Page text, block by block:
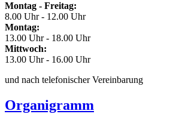
Montag - Freitag:
8.00 Uhr - 12.00 Uhr
Montag:
13.00 Uhr - 18.00 Uhr
Mittwoch:
13.00 Uhr - 16.00 Uhr
und nach telefonischer Vereinbarung
Organigramm